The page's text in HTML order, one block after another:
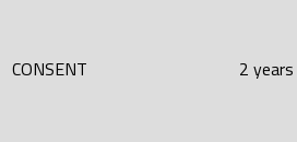
CONSENT 2 years